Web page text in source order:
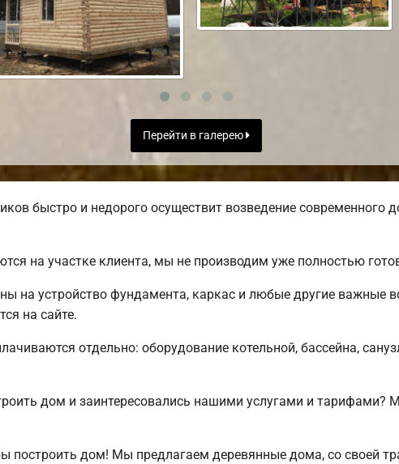
Перейти в галерею
быстро и недорого осуществит возведение современного
на участке клиента, мы не производим уже полностью
на устройство фундамента, каркас и любые другие важные
на сайте.
отдельно: оборудование котельной, бассейна,
дом и заинтересовались нашими услугами и
построить дом! Мы предлагаем деревянные дома, со своей